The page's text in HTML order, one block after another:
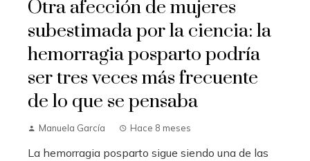
Otra afección de mujeres
subestimada por la ciencia: la
hemorragia posparto podría
ser tres veces más frecuente
de lo que se pensaba
Manuela García Hace 8 meses
La hemorragia posparto sigue siendo una de las